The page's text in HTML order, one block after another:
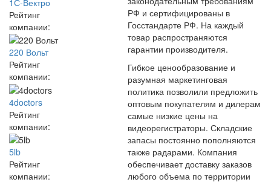
Рейтинг
компании:
220 Вольт
Рейтинг
компании:
4doctors
Рейтинг
компании:
5lb
Рейтинг
компании:
РФ и сертифицированы в
Госстандарте РФ. На каждый
товар распространяются
гарантии производителя.
Гибкое ценообразование и
разумная маркетинговая
политика позволили предложить
оптовым покупателям и дилерам
самые низкие цены на
видеорегистраторы. Складские
запасы постоянно пополняются
также радарами. Компания
обеспечивает доставку заказов
любого объема по территории